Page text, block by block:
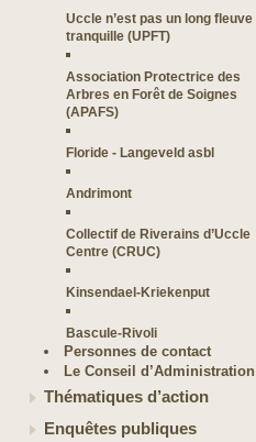
Uccle n’est pas un long fleuve
tranquille (UPFT)
Association Protectrice des
Arbres en Forêt de Soignes
(APAFS)
Floride - Langeveld asbl
Andrimont
Collectif de Riverains d’Uccle
Centre (CRUC)
Kinsendael-Kriekenput
Bascule-Rivoli
Personnes de contact
Le Conseil d’Administration
Thématiques d’action
Enquêtes publiques